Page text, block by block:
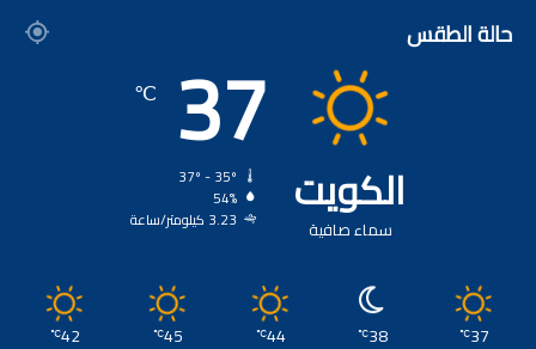
حالة الطقس
الكويت
سماء صافية
37
℃
54%
3.23 كيلومتر/ساعة
37
℃
38
℃
44
℃
45
℃
42
℃